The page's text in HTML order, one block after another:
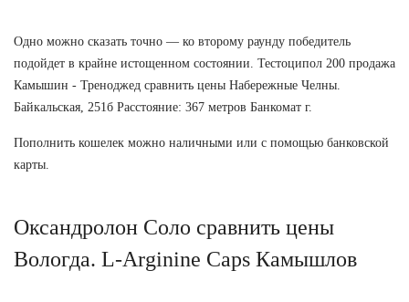
Одно можно сказать точно — ко второму раунду победитель
подойдет в крайне истощенном состоянии. Тестоципол 200 продажа
Камышин - Треноджед сравнить цены Набережные Челны.
Байкальская, 251б Расстояние: 367 метров Банкомат г.
Пополнить кошелек можно наличными или с помощью банковской
карты.
Оксандролон Соло сравнить цены
Вологда. L-Arginine Caps Камышлов